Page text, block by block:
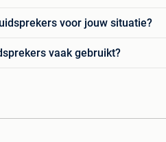
voor jouw situatie?
vaak gebruikt?